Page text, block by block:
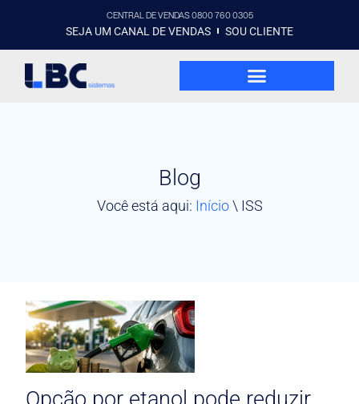
CENTRAL DE VENDAS 0800 760 0305
SEJA UM CANAL DE VENDAS SOU CLIENTE
Blog
Você está aqui: Início\ ISS